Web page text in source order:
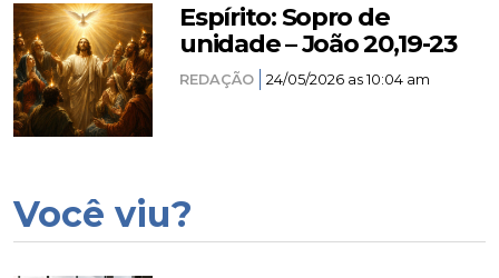
Espírito: Sopro de
unidade – João 20,19-23
REDAÇÃO 24/05/2026 as 10:04 am
Você viu?